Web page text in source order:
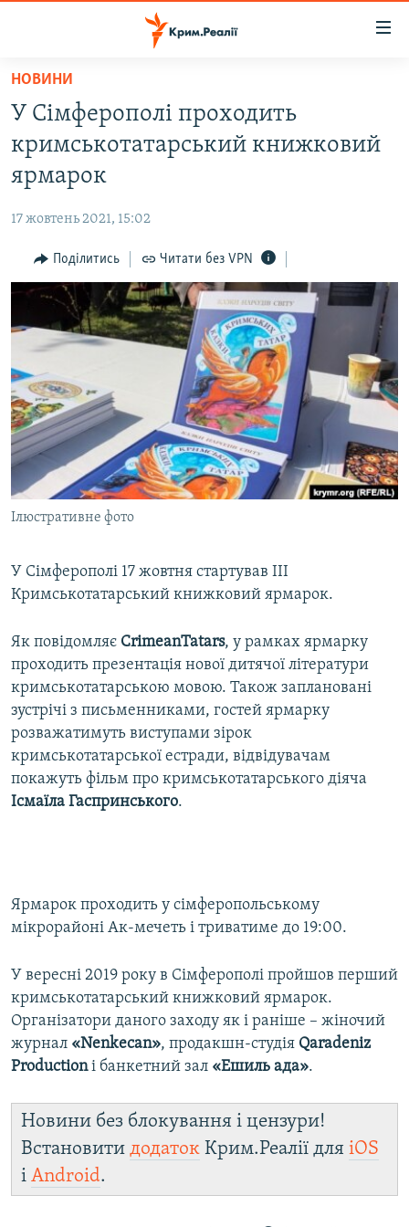
Перейти
основного
матеріалу
Перейти
до
основної
Перейти
до
пошуку
НОВИНИ
ВОДА.КРИМ
ВІДЕО ТА ФОТО
БЛОГИ
ПОГЛЯД
ІНТЕРВ'Ю
ВСЕ ЗА ДЕНЬ
ДЕПОРТАЦІЯ
ВІДЕОУРОКИ «ELIFBE»
СВІДЧЕННЯ ОКУПАЦІЇ
УКРАЇНСЬКА ПРОБЛЕМА КРИМУ
ІНФОГРАФІКА
ЯК ОБІЙТИ БЛОКУВАННЯ
Русский
Qırımtatar
ДОЛУЧАЙСЯ!
Усі сайти RFE/RL
НОВИНИ
У Сімферополі проходить
кримськотатарський книжковий
ярмарок
17 жовтень 2021, 15:02
Поділитись Читати без VPN
Ілюстративне фото
У Сімферополі 17 жовтня стартував III
Кримськотатарський книжковий ярмарок.
Як повідомляє CrimeanTatars, у рамках ярмарку
проходить презентація нової дитячої літератури
кримськотатарською мовою. Також заплановані
зустрічі з письменниками, гостей ярмарку
розважатимуть виступами зірок
кримськотатарської естради, відвідувачам
покажуть фільм про кримськотатарського діяча
Ісмаїла Гаспринського.
Ярмарок проходить у сімферопольському
мікрорайоні Ак-мечеть і триватиме до 19:00.
У вересні 2019 року в Сімферополі пройшов перший
кримськотатарський книжковий ярмарок.
Організатори даного заходу як і раніше – жіночий
журнал «Nenkecan», продакшн-студія Qaradeniz
Productionі банкетний зал «Ешиль ада».
Новини без блокування і цензури!
Встановити додаток Крим.Реалії для iOS
і Android.